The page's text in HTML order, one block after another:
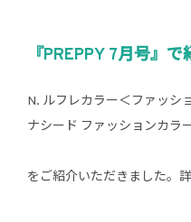
『PREPPY 7月号』
N. ルフレカラー＜ファッシ
ナシード ファッションカラ
をご紹介いただきました。